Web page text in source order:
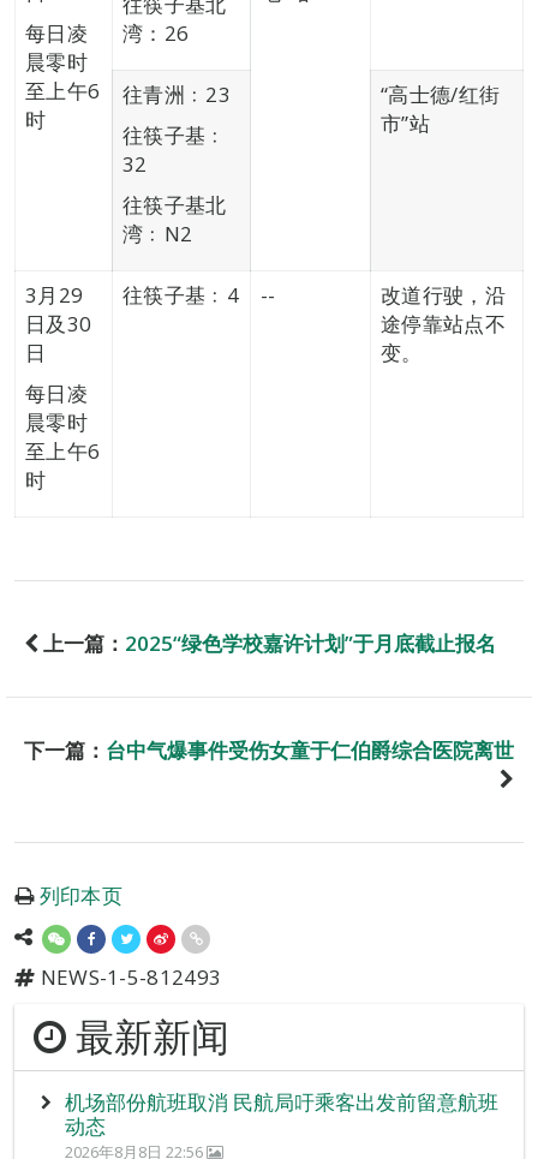
每日凌
晨零时
至上午6
时
湾：26
往青洲﹕23
往筷子基﹕
32
往筷子基北
湾﹕N2
“高士德/红街
市”站
3月29
日及30
日
每日凌
晨零时
至上午6
时
往筷子基﹕4 --
改道行驶，沿
途停靠站点不
变。
上一篇： 2025“绿色学校嘉许计划”于月底截止报名
下一篇： 台中气爆事件受伤女童于仁伯爵综合医院离世
列印本页
NEWS-1-5-812493
最新新闻
机场部份航班取消 民航局吁乘客出发前留意航班
动态
2026年8月8日 22:56